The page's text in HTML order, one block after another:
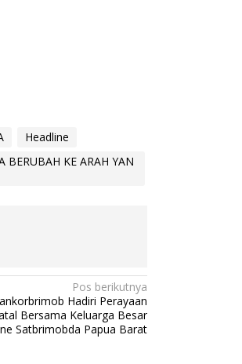
Headline
BERUBAH KE ARAH YAN
Pos berikutnya
Hadiri Perayaan
Bersama Keluarga Besar
Satbrimobda Papua Barat